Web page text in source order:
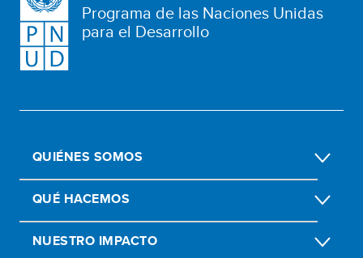
Programa de las Naciones Unidas
para el Desarrollo
QUIÉNES SOMOS
QUÉ HACEMOS
NUESTRO IMPACTO